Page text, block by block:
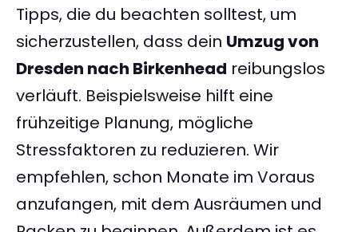
Tipps, die du beachten solltest, um
sicherzustellen, dass dein Umzug von
Dresden nach Birkenhead reibungslos
verläuft. Beispielsweise hilft eine
frühzeitige Planung, mögliche
Stressfaktoren zu reduzieren. Wir
empfehlen, schon Monate im Voraus
anzufangen, mit dem Ausräumen und